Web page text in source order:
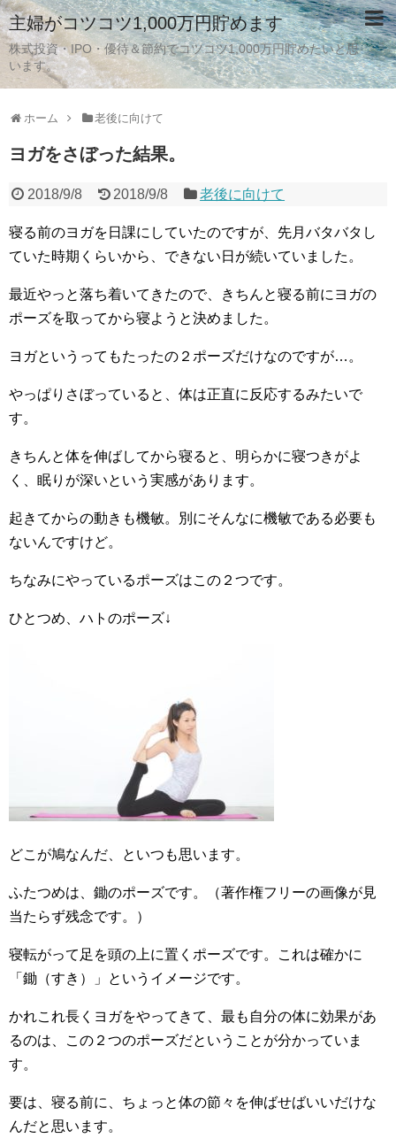
主婦がコツコツ1,000万円貯めます
株式投資・IPO・優待＆節約でコツコツ1,000万円貯めたいと思
います。
ホーム 老後に向けて
ヨガをさぼった結果。
2018/9/8 2018/9/8 老後に向けて
寝る前のヨガを日課にしていたのですが、先月バタバタし
ていた時期くらいから、できない日が続いていました。
最近やっと落ち着いてきたので、きちんと寝る前にヨガの
ポーズを取ってから寝ようと決めました。
ヨガというってもたったの２ポーズだけなのですが…。
やっぱりさぼっていると、体は正直に反応するみたいで
す。
きちんと体を伸ばしてから寝ると、明らかに寝つきがよ
く、眠りが深いという実感があります。
起きてからの動きも機敏。別にそんなに機敏である必要も
ないんですけど。
ちなみにやっているポーズはこの２つです。
ひとつめ、ハトのポーズ↓
どこが鳩なんだ、といつも思います。
ふたつめは、鋤のポーズです。（著作権フリーの画像が見
当たらず残念です。）
寝転がって足を頭の上に置くポーズです。これは確かに
「鋤（すき）」というイメージです。
かれこれ長くヨガをやってきて、最も自分の体に効果があ
るのは、この２つのポーズだということが分かっていま
す。
要は、寝る前に、ちょっと体の節々を伸ばせばいいだけな
んだと思います。